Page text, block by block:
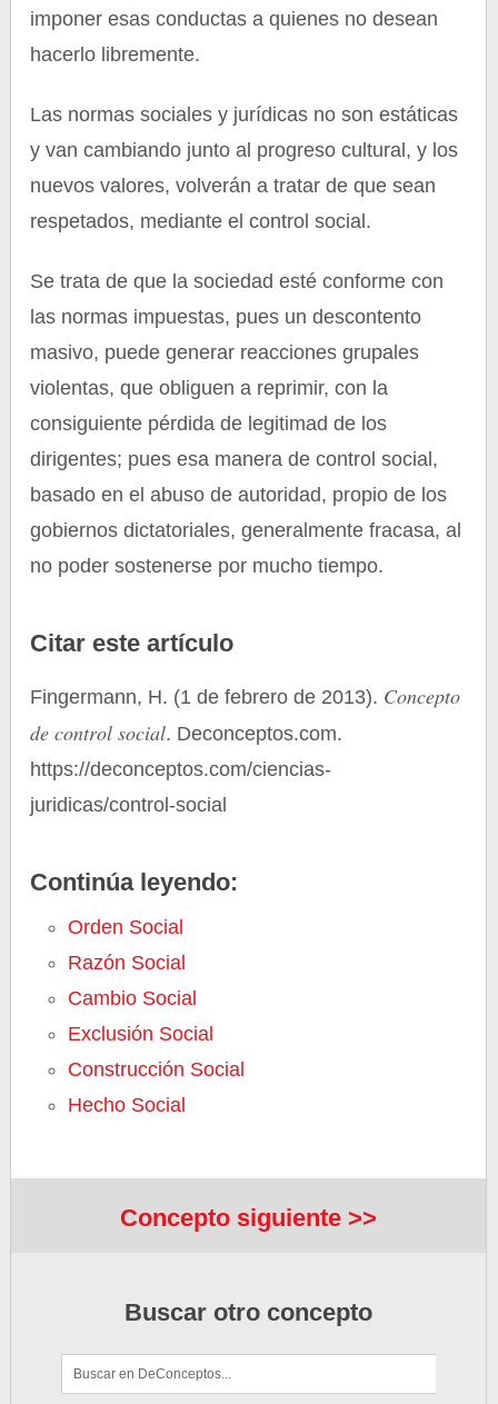
imponer esas conductas a quienes no desean
hacerlo libremente.
Las normas sociales y jurídicas no son estáticas
y van cambiando junto al progreso cultural, y los
nuevos valores, volverán a tratar de que sean
respetados, mediante el control social.
Se trata de que la sociedad esté conforme con
las normas impuestas, pues un descontento
masivo, puede generar reacciones grupales
violentas, que obliguen a reprimir, con la
consiguiente pérdida de legitimad de los
dirigentes; pues esa manera de control social,
basado en el abuso de autoridad, propio de los
gobiernos dictatoriales, generalmente fracasa, al
no poder sostenerse por mucho tiempo.
Citar este artículo
Fingermann, H. (1 de febrero de 2013). Concepto
de control social. Deconceptos.com.
https://deconceptos.com/ciencias-
juridicas/control-social
Continúa leyendo:
Orden Social
Razón Social
Cambio Social
Exclusión Social
Construcción Social
Hecho Social
Concepto siguiente >>
Buscar otro concepto